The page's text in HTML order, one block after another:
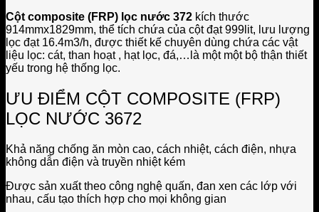
Cột composite (FRP) lọc nước 372 kích thước
914mmx1829mm, thể tích chứa của cột đạt 999lit, lưu lượng
lọc đạt 16.4m3/h, được thiết kế chuyên dùng chứa các vật
liệu lọc: cát, than hoạt , hạt lọc, đá,…là một một bộ thận thiết
yếu trong hệ thống lọc.
ƯU ĐIỂM CỘT COMPOSITE (FRP)
LỌC NƯỚC 3672
Khả năng chống ăn mòn cao, cách nhiệt, cách điện, nhựa
không dẫn điện và truyền nhiệt kém
Được sản xuất theo công nghệ quấn, đan xen các lớp với
nhau, cấu tạo thích hợp cho mọi không gian